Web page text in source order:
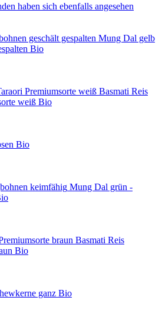
haben sich ebenfalls angesehen
Mung Dal gelb
Bio
Basmati Reis
weiß Bio
Bio
Mung Dal grün -
Basmati Reis
Bio
ganz Bio